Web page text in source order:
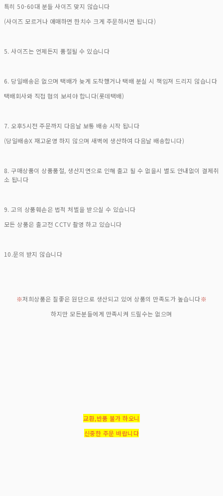
특히 50-60대 분들 사이즈 맞지 않습니다
(사이즈 모르거나 애매하면 한치수 크게 주문하시면 됩니다)
5. 사이즈는 언제든지 품절될 수 있습니다
6. 당일배송은 없으며 택배가 늦게 도착했거나 택배 분실 시 책임져 드리지 않습니다
택배회사와 직접 협의 보셔야 합니다(롯데택배)
7. 오후5시전 주문까지 다음날 보통 배송 시작 됩니다
(당일배송X 재고운영 하지 않으며 새벽에 생산하여 다음날 배송합니다)
8. 구매상품이 상품품절, 생산지연으로 인해 출고 될 수 없을시 별도 안내없이 결제취
소 됩니다
9. 고의 상품훼손은 법적 처벌을 받으실 수 있습니다
모든 상품은 출고전 CCTV 촬영 하고 있습니다
10.문의 받지 않습니다
※저희상품은 질좋은 원단으로 생산되고 있어 상품의 만족도가 높습니다※
하지만 모든분들에게 만족시켜 드릴수는 없으며
교환,반품 불가 하오니
신중한 주문 바랍니다